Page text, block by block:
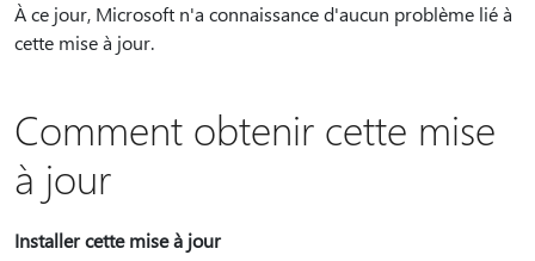
À ce jour, Microsoft n'a connaissance d'aucun problème lié à
cette mise à jour.
Comment obtenir cette mise
à jour
Installer cette mise à jour